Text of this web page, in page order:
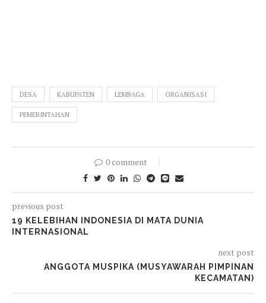
DESA KABUPATEN LEMBAGA ORGANISASI
PEMERINTAHAN
0 comment
previous post
19 KELEBIHAN INDONESIA DI MATA DUNIA
INTERNASIONAL
next post
ANGGOTA MUSPIKA (MUSYAWARAH PIMPINAN
KECAMATAN)